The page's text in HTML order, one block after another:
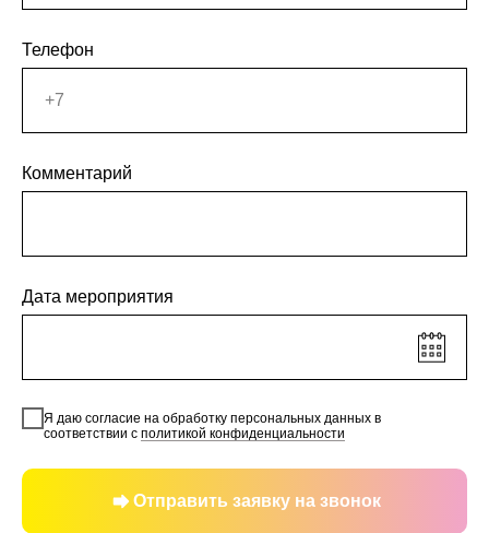
Телефон
Комментарий
Дата мероприятия
Я даю согласие на обработку персональных данных в
соответствии с политикой конфиденциальности
Отправить заявку на звонок